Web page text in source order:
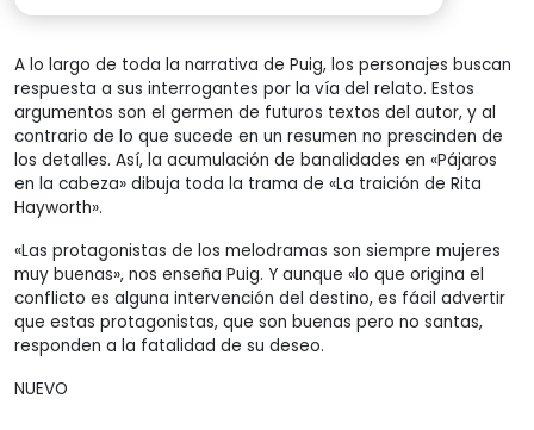
A lo largo de toda la narrativa de Puig, los personajes buscan
respuesta a sus interrogantes por la vía del relato. Estos
argumentos son el germen de futuros textos del autor, y al
contrario de lo que sucede en un resumen no prescinden de
los detalles. Así, la acumulación de banalidades en «Pájaros
en la cabeza» dibuja toda la trama de «La traición de Rita
Hayworth».
«Las protagonistas de los melodramas son siempre mujeres
muy buenas», nos enseña Puig. Y aunque «lo que origina el
conflicto es alguna intervención del destino, es fácil advertir
que estas protagonistas, que son buenas pero no santas,
responden a la fatalidad de su deseo.
NUEVO